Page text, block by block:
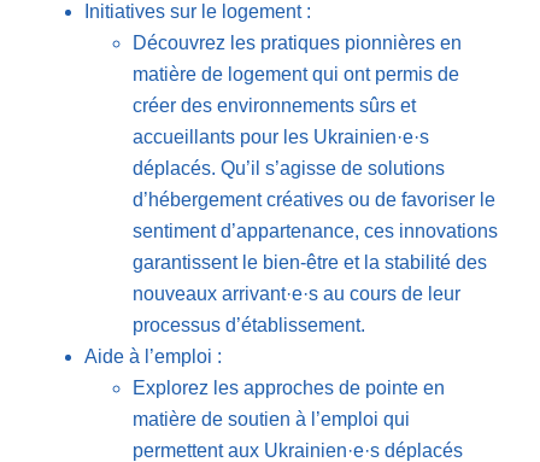
Initiatives sur le logement :
Découvrez les pratiques pionnières en
matière de logement qui ont permis de
créer des environnements sûrs et
accueillants pour les Ukrainien·e·s
déplacés. Qu’il s’agisse de solutions
d’hébergement créatives ou de favoriser le
sentiment d’appartenance, ces innovations
garantissent le bien-être et la stabilité des
nouveaux arrivant·e·s au cours de leur
processus d’établissement.
Aide à l’emploi :
Explorez les approches de pointe en
matière de soutien à l’emploi qui
permettent aux Ukrainien·e·s déplacés